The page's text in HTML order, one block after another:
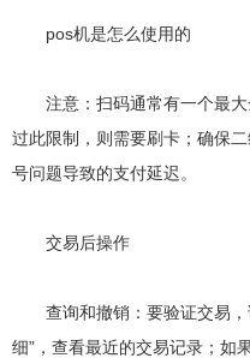
pos机是怎么使用的
注意：扫码通常有一个最大
过此限制，则需要刷卡；确保
号问题导致的支付延迟。
交易后操作
查询和撤销：要验证交易，
细”，查看最近的交易记录；如